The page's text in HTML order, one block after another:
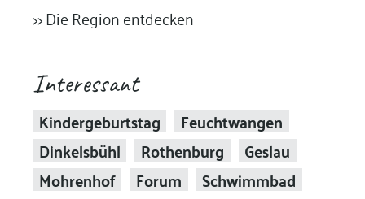
>> Die Region entdecken
Interessant
Kindergeburtstag
Feuchtwangen
Dinkelsbühl
Rothenburg
Geslau
Mohrenhof
Forum Schwimmbad